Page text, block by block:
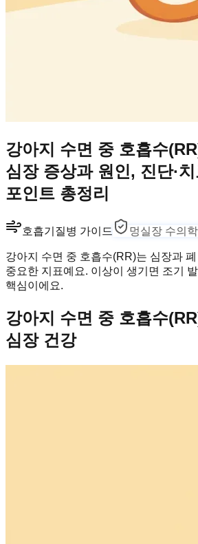
강아지 수면 중 호흡수
심장 증상과 원인, 진단·치
포인트 총정리
호흡기 질병 가이드 멍실장 수의
강아지 수면 중 호흡수(RR)는 심장과
중요한 지표예요. 이상이 생기면 조기
핵심이에요.
강아지 수면 중 호흡수
심장 건강